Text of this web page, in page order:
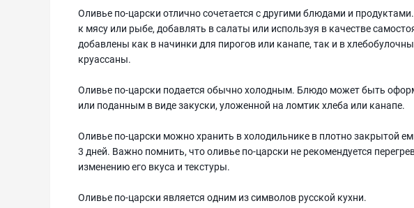
Оливье по-царски отлично сочетается с другими блюдами и
к мясу или рыбе, добавлять в салаты или используя в качестве
добавлены как в начинки для пирогов или канапе, так и в
круассаны.
Оливье по-царски подается обычно холодным. Блюдо может быть
или поданным в виде закуски, уложенной на ломтик хлеба или канапе.
Оливье по-царски можно хранить в холодильнике в плотно закрытой
3 дней. Важно помнить, что оливье по-царски не рекомендуется
изменению его вкуса и текстуры.
Оливье по-царски является одним из символов русской кухни.